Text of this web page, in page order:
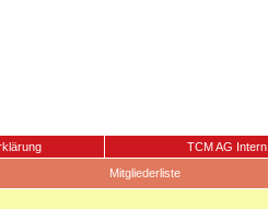
TCM AG Intern
Mitgliederliste